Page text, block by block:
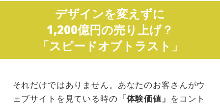
デザインを変えずに
1,200億円の売り上げ？
「スピードオブトラスト」
それだけではありません。あなたのお客さんがウ
ェブサイトを見ている時の 「体験価値」 をコント